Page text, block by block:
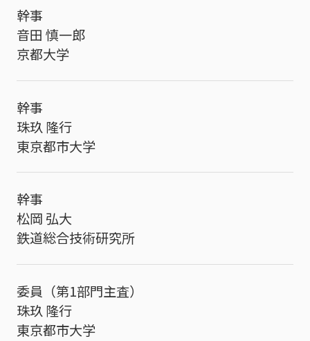
幹事
音田 慎一郎
京都大学
幹事
珠玖 隆行
東京都市大学
幹事
松岡 弘大
鉄道総合技術研究所
委員（第1部門主査）
珠玖 隆行
東京都市大学